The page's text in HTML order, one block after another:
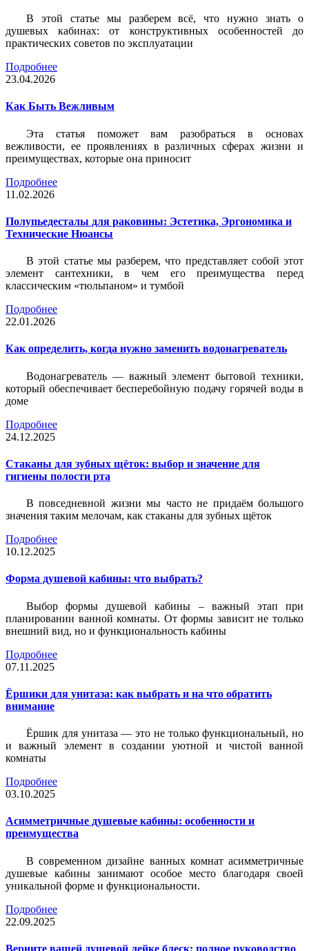
В этой статье мы разберем всё, что нужно знать о
душевых кабинах: от конструктивных особенностей до
практических советов по эксплуатации
Подробнее
23.04.2026
Как Быть Вежливым
Эта статья поможет вам разобраться в основах
вежливости, ее проявлениях в различных сферах жизни и
преимуществах, которые она приносит
Подробнее
11.02.2026
Полупьедесталы для раковины: Эстетика, Эргономика и
Технические Нюансы
В этой статье мы разберем, что представляет собой этот
элемент сантехники, в чем его преимущества перед
классическим «тюльпаном» и тумбой
Подробнее
22.01.2026
Как определить, когда нужно заменить водонагреватель
Водонагреватель — важный элемент бытовой техники,
который обеспечивает бесперебойную подачу горячей воды в
доме
Подробнее
24.12.2025
Стаканы для зубных щёток: выбор и значение для
гигиены полости рта
В повседневной жизни мы часто не придаём большого
значения таким мелочам, как стаканы для зубных щёток
Подробнее
10.12.2025
Форма душевой кабины: что выбрать?
Выбор формы душевой кабины – важный этап при
планировании ванной комнаты. От формы зависит не только
внешний вид, но и функциональность кабины
Подробнее
07.11.2025
Ёршики для унитаза: как выбрать и на что обратить
внимание
Ёршик для унитаза — это не только функциональный, но
и важный элемент в создании уютной и чистой ванной
комнаты
Подробнее
03.10.2025
Асимметричные душевые кабины: особенности и
преимущества
В современном дизайне ванных комнат асимметричные
душевые кабины занимают особое место благодаря своей
уникальной форме и функциональности.
Подробнее
22.09.2025
Верните вашей душевой лейке блеск: полное руководство